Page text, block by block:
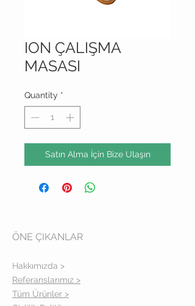
ION ÇALIŞMA
MASASI
Quantity *
Satın Alma İçin Bize Ulaşın
ÖNE ÇIKANLAR
Hakkımızda >
Referanslarımız >
Tüm Ürünler >